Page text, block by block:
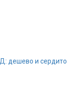
дешево и сердито